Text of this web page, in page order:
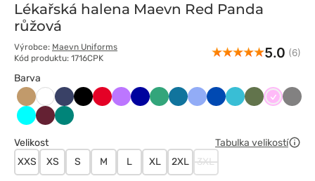
Lékařská halena Maevn Red Panda
růžová
Výrobce: Maevn Uniforms
Kód produktu: 1716CPK
5.0 (6)
Barva
Beżowy
Biały Ciemny
granat
CzarnyCzerwony
FioletowyGranatowy
JasnyKaraibskiKlasyczny
Królewski
MorskiOliwkowy
Różowy
Szary
TurkusWiśniowy
Zielony
Velikost
Tabulka velikostí
XXS
XS S M L XL 2XL 3XL